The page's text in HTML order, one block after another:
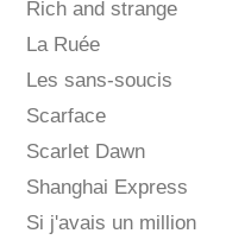
Rich and strange
La Ruée
Les sans-soucis
Scarface
Scarlet Dawn
Shanghai Express
Si j'avais un million